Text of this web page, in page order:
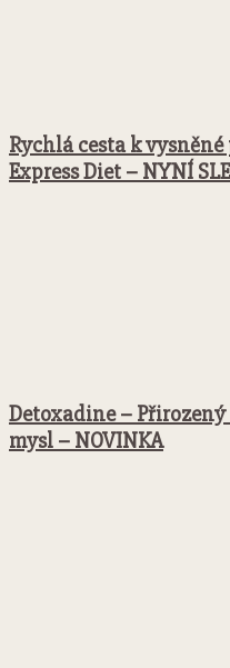
Rychlá cesta k
Express Diet – NYNÍ
Detoxadine –
mysl – NOVINKA